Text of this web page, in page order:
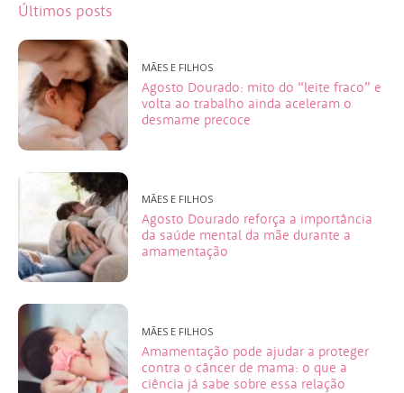
Últimos posts
MÃES E FILHOS
Agosto Dourado: mito do “leite fraco” e
volta ao trabalho ainda aceleram o
desmame precoce
MÃES E FILHOS
Agosto Dourado reforça a importância
da saúde mental da mãe durante a
amamentação
MÃES E FILHOS
Amamentação pode ajudar a proteger
contra o câncer de mama: o que a
ciência já sabe sobre essa relação